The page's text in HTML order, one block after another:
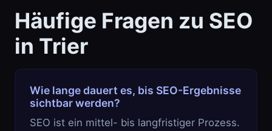
Häufige Fragen zu SEO
in Trier
Wie lange dauert es, bis SEO-Ergebnisse
sichtbar werden?
SEO ist ein mittel- bis langfristiger Prozess.